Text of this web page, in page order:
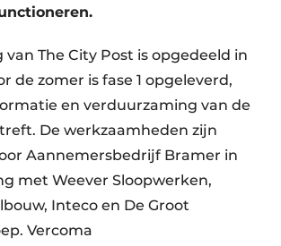
The City Post is opgedeeld in
de zomer is fase 1 opgeleverd,
en verduurzaming van de
De werkzaamheden zijn
Aannemersbedrijf Bramer in
met Weever Sloopwerken,
Inteco en De Groot
Vercoma